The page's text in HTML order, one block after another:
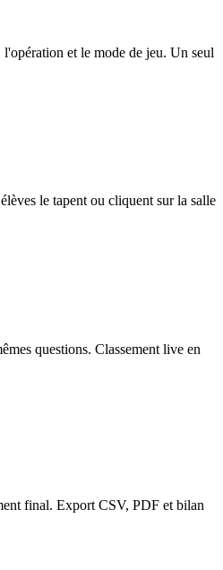
et le mode de jeu. Un seul
le tapent ou cliquent sur la salle
questions. Classement live en
final. Export CSV, PDF et bilan